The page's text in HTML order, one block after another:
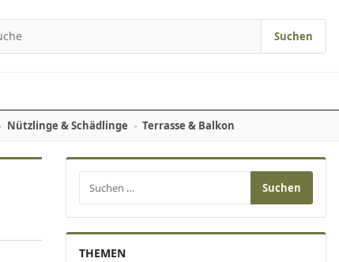
for: Suchen
Nützlinge & Schädlinge Terrasse & Balkon
Suchen nach:
THEMEN